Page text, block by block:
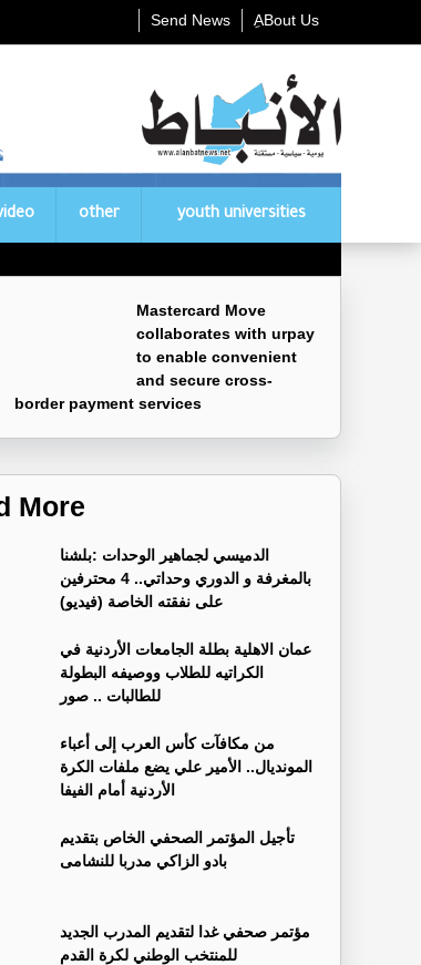
ِABout Us Send News
other youth universities
Mastercard Move
collaborates with urpay
to enable convenient
and secure cross-
border payment services
More
الدميسي لجماهير الوحدات :بلشنا
بالمغرفة و الدوري وحداتي.. 4 محترفين
على نفقته الخاصة (فيديو)
عمان الاهلية بطلة الجامعات الأردنية في
الكراتيه للطلاب ووصيفه البطولة
للطالبات .. صور
من مكافآت كأس العرب إلى أعباء
المونديال.. الأمير علي يضع ملفات الكرة
الأردنية أمام الفيفا
تأجيل المؤتمر الصحفي الخاص بتقديم
بادو الزاكي مدربا للنشامى
مؤتمر صحفي غدا لتقديم المدرب الجديد
للمنتخب الوطني لكرة القدم